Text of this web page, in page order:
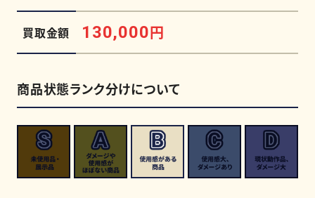
買取金額 130,000円
商品状態ランク分けについて